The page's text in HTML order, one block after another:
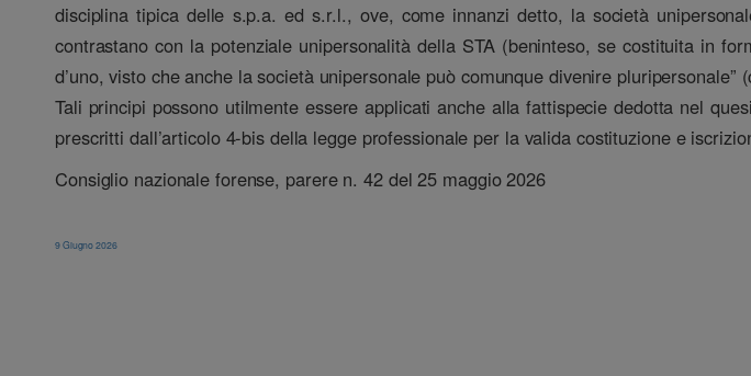
disciplina tipica delle s.p.a. ed s.r.l., ove, come innanzi detto, la società
contrastano con la potenziale unipersonalità della STA (beninteso, se costituita in
d’uno, visto che anche la società unipersonale può comunque divenire
Tali principi possono utilmente essere applicati anche alla fattispecie dedotta nel
prescritti dall’articolo 4-bis della legge professionale per la valida costituzione e
Consiglio nazionale forense, parere n. 42 del 25 maggio 2026
9 Giugno 2026